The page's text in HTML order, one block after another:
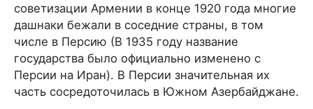
советизации Армении в конце 1920 года многие
дашнаки бежали в соседние страны, в том
числе в Персию (В 1935 году название
государства было официально изменено с
Персии на Иран). В Персии значительная их
часть сосредоточилась в Южном Азербайджане.